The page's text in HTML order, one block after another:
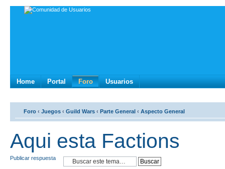
Home Portal Foro Usuarios
Foro ‹ Juegos ‹ Guild Wars ‹ Parte General ‹ Aspecto General
Aqui esta Factions
Publicar respuesta